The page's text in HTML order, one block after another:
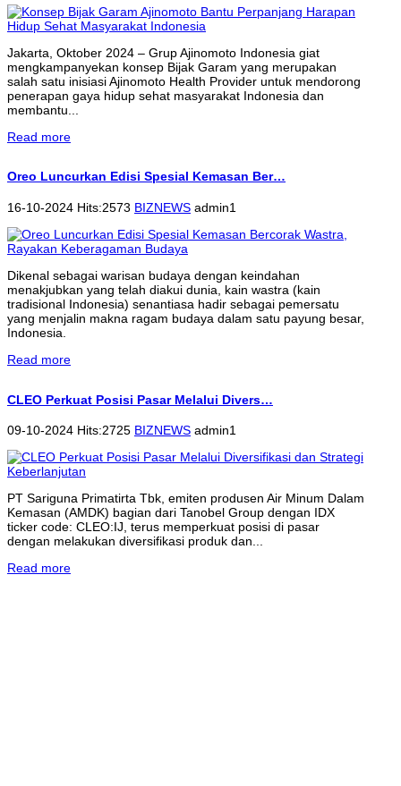
Jakarta, Oktober 2024 – Grup Ajinomoto Indonesia giat
mengkampanyekan konsep Bijak Garam yang merupakan
salah satu inisiasi Ajinomoto Health Provider untuk mendorong
penerapan gaya hidup sehat masyarakat Indonesia dan
membantu...
Read more
Oreo Luncurkan Edisi Spesial Kemasan Ber…
16-10-2024 Hits:2573 BIZNEWS admin1
Dikenal sebagai warisan budaya dengan keindahan
menakjubkan yang telah diakui dunia, kain wastra (kain
tradisional Indonesia) senantiasa hadir sebagai pemersatu
yang menjalin makna ragam budaya dalam satu payung besar,
Indonesia.
Read more
CLEO Perkuat Posisi Pasar Melalui Divers…
09-10-2024 Hits:2725 BIZNEWS admin1
PT Sariguna Primatirta Tbk, emiten produsen Air Minum Dalam
Kemasan (AMDK) bagian dari Tanobel Group dengan IDX
ticker code: CLEO:IJ, terus memperkuat posisi di pasar
dengan melakukan diversifikasi produk dan...
Read more